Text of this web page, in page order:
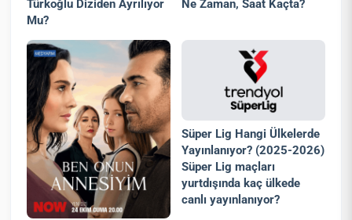
Türkoğlu Diziden Ayrılıyor
Mu?
Ne Zaman, Saat Kaçta?
Süper Lig Hangi Ülkelerde
Yayınlanıyor? (2025-2026)
Süper Lig maçları
yurtdışında kaç ülkede
canlı yayınlanıyor?